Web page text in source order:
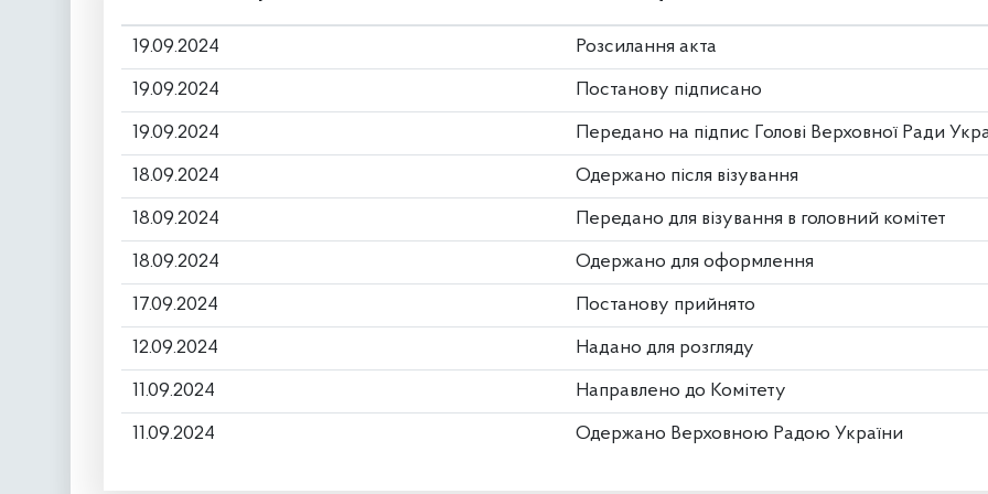
19.09.2024 Розсилання акта
19.09.2024 Постанову підписано
19.09.2024 Передано на підпис Голові Верховної Ради
18.09.2024 Одержано після візування
18.09.2024 Передано для візування в головний комітет
18.09.2024 Одержано для оформлення
17.09.2024 Постанову прийнято
12.09.2024 Надано для розгляду
11.09.2024 Направлено до Комітету
11.09.2024 Одержано Верховною Радою України